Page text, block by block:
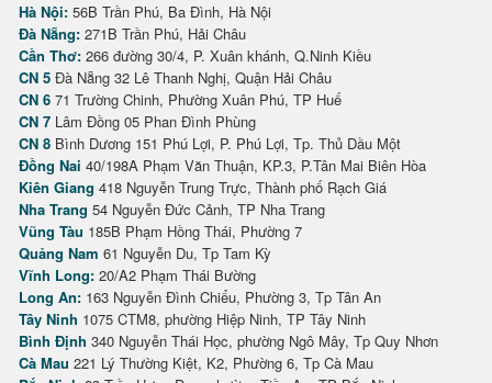
Hà Nội: 56B Trần Phú, Ba Đình, Hà Nội
Đà Nẵng: 271B Trần Phú, Hải Châu
Cần Thơ: 266 đường 30/4, P. Xuân khánh, Q.Ninh Kiều
CN 5 Đà Nẵng 32 Lê Thanh Nghị, Quận Hải Châu
CN 6 71 Trường Chinh, Phường Xuân Phú, TP Huế
CN 7 Lâm Đồng 05 Phan Đình Phùng
CN 8 Bình Dương 151 Phú Lợi, P. Phú Lợi, Tp. Thủ Dầu Một
Đồng Nai 40/198A Phạm Văn Thuận, KP.3, P.Tân Mai Biên Hòa
Kiên Giang 418 Nguyễn Trung Trực, Thành phố Rạch Giá
Nha Trang 54 Nguyễn Đức Cảnh, TP Nha Trang
Vũng Tàu 185B Phạm Hồng Thái, Phường 7
Quảng Nam 61 Nguyễn Du, Tp Tam Kỳ
Vĩnh Long: 20/A2 Phạm Thái Bường
Long An: 163 Nguyễn Đình Chiểu, Phường 3, Tp Tân An
Tây Ninh 1075 CTM8, phường Hiệp Ninh, TP Tây Ninh
Bình Định 340 Nguyễn Thái Học, phường Ngô Mây, Tp Quy Nhơn
Cà Mau 221 Lý Thường Kiệt, K2, Phường 6, Tp Cà Mau